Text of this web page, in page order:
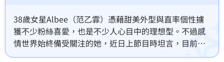
38歲女星Albee（范乙霏）憑藉甜美外型與直率個性擄
獲不少粉絲喜愛，也是不少人心目中的理想型。不過感
情世界始終備受關注的她，近日上節目時坦言，目前雖
然維持單身狀態，但其實身邊一直不乏約會對象，只是